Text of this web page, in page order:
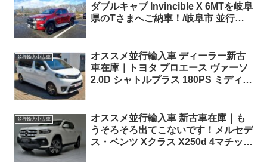
ダブルキャブ Invincible X 6MTを岐阜
県のTさまへご納車！/岐阜市 並行輸
並行輸入中古車
オススメ並行輸入車 ディーラー新古
車在庫｜トヨタ プロエース ヴァーソ
2.0D シャトルプラス 180PS ミディア
並行輸入中古車
オススメ並行輸入車 新古車在庫｜も
うそろそろ出てこないです！メルセデ
ス・ベンツ Xクラス X250d 4マチック